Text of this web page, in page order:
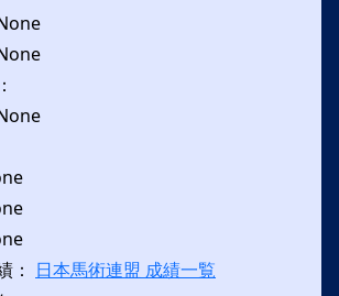
： 日本馬術連盟 成績一覧